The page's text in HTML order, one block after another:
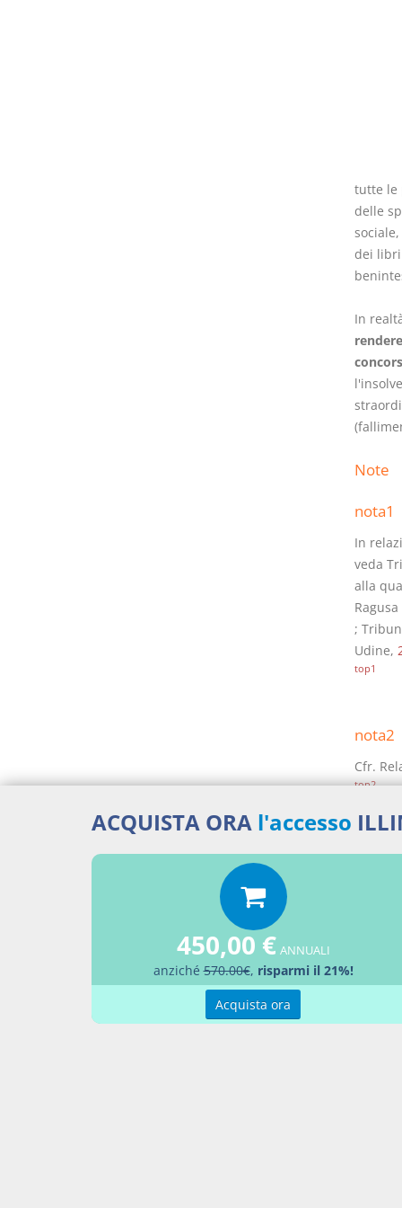
tutte le
delle
dei
In
Note
nota1
In
veda
alla
;
Udine,
top1
nota2
Cfr.
top2
ACQUISTA ORA l'accesso
450,00 € ANNUALI
anziché570.00€, risparmi il 21%!
Acquista ora